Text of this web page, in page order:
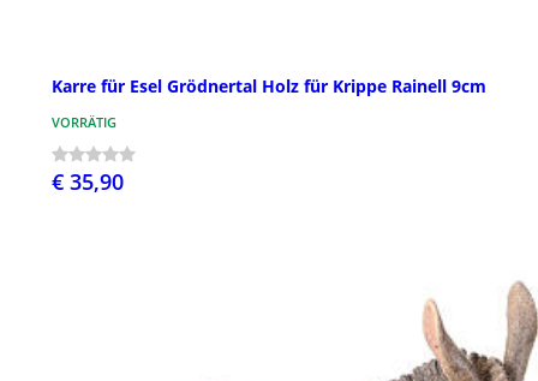
Karre für Esel Grödnertal Holz für Krippe Rainell 9cm
VORRÄTIG
€ 35,90